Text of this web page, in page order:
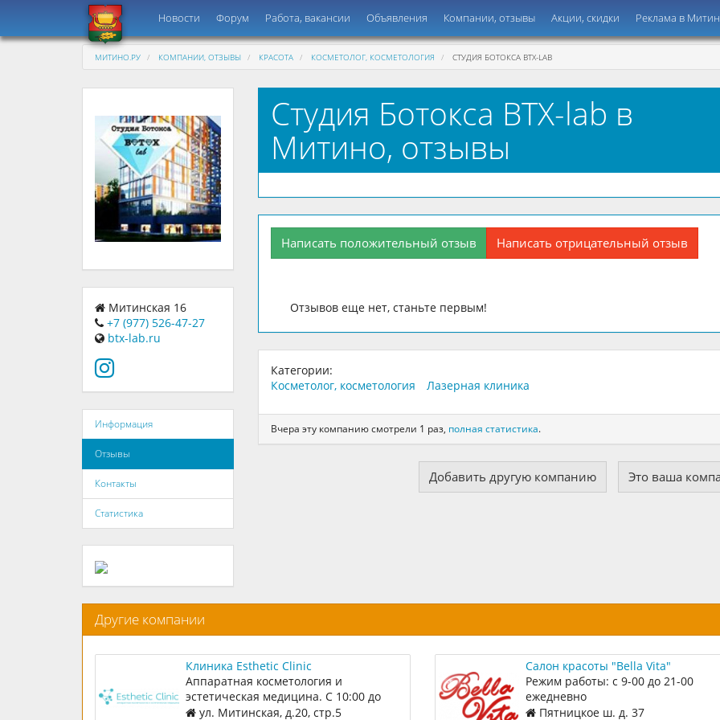
Новости Форум Работа, вакансии Объявления Компании, отзывы Акции, скидки Реклама в
МИТИНО.РУ КОМПАНИИ, ОТЗЫВЫ КРАСОТА КОСМЕТОЛОГ, КОСМЕТОЛОГИЯ СТУДИЯ БОТОКСА BTX-LAB
Митинская 16
+7 (977) 526-47-27
btx-lab.ru
Информация
Отзывы
Контакты
Статистика
Студия Ботокса BTX-lab в
Митино, отзывы
Написать положительный отзыв Написать отрицательный отзыв
Отзывов еще нет, станьте первым!
Категории:
Косметолог, косметология
Лазерная клиника
Вчера эту компанию смотрели 1 раз, полная статистика.
Добавить другую компанию Это ваша
Другие компании
Клиника Esthetic Clinic
Аппаратная косметология и
эстетическая медицина. С 10:00 до
22:00 ежедневно
ул. Митинская, д.20, стр.5
Салон красоты "Bella Vita"
Режим работы: с 9-00 до 21-00
ежедневно
Пятницкое ш. д. 37